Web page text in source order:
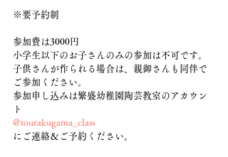
※要予約制
参加費は3000円
小学生以下のお子さんのみの参加は不可です。
子供さんが作られる場合は、親御さんも同伴で
ご参加ください。
参加申し込みは繁盛幼稚園陶芸教室のアカウン
ト
@tourakugama_class
にご連絡＆ご予約ください。